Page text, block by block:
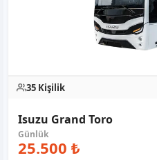
35 Kişilik
Isuzu Grand Toro
25.500 ₺